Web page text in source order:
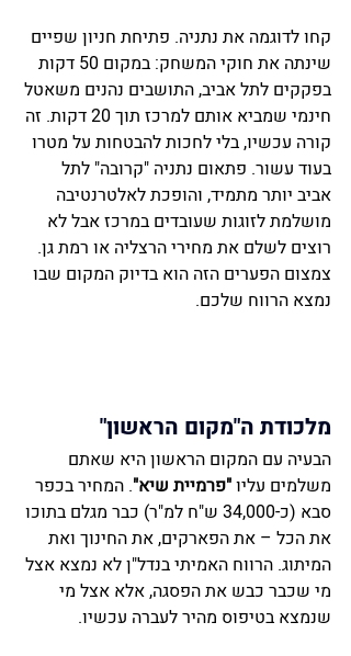
קחו לדוגמה את נתניה. פתיחת חניון שפיים
שינתה את חוקי המשחק: במקום 50 דקות
בפקקים לתל אביב, התושבים נהנים משאטל
חינמי שמביא אותם למרכז תוך 20 דקות. זה
קורה עכשיו, בלי לחכות להבטחות על מטרו
בעוד עשור. פתאום נתניה "קרובה" לתל
אביב יותר מתמיד, והופכת לאלטרנטיבה
מושלמת לזוגות שעובדים במרכז אבל לא
רוצים לשלם את מחירי הרצליה או רמת גן.
צמצום הפערים הזה הוא בדיוק המקום שבו
נמצא הרווח שלכם.
מלכודת ה"מקום הראשון"
הבעיה עם המקום הראשון היא שאתם
משלמים עליו "פרמיית שיא". המחיר בכפר
סבא (כ-34,000 ש"ח למ"ר) כבר מגלם בתוכו
את הכל – את הפארקים, את החינוך ואת
המיתוג. הרווח האמיתי בנדל"ן לא נמצא אצל
מי שכבר כבש את הפסגה, אלא אצל מי
שנמצא בטיפוס מהיר לעברה עכשיו.